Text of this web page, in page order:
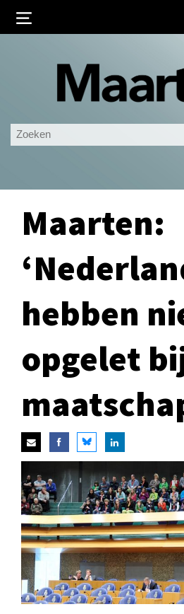
Ingelogd blijven
Maarten:
hebben
opgelet